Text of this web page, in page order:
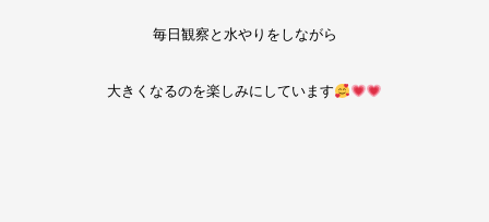
毎日観察と水やりをしながら
大きくなるのを楽しみにしています